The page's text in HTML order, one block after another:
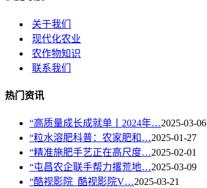
关于我们
现代化农业
农作物知识
联系我们
热门资讯
“高质量成长成就单丨2024年…2025-03-06
“粒水溶肥科普：农家肥和…2025-01-27
“精准施肥手艺正在高尺度…2025-02-01
“屯昌农企联手帮力撂荒地…2025-03-09
“酷视影院_酷视影院V…2025-03-21